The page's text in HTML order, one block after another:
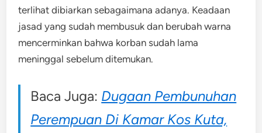
terlihat dibiarkan sebagaimana adanya. Keadaan
jasad yang sudah membusuk dan berubah warna
mencerminkan bahwa korban sudah lama
meninggal sebelum ditemukan.
Baca Juga: Dugaan Pembunuhan
Perempuan Di Kamar Kos Kuta,